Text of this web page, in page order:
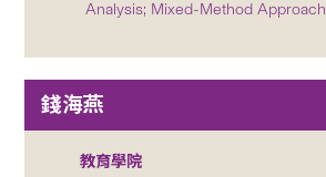
Analysis; Mixed-Method Approach
錢海燕
教育學院